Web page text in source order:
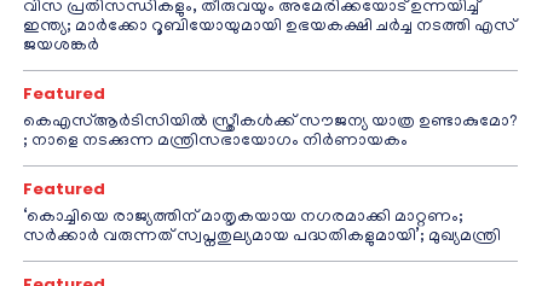
വിസ പ്രതിസന്ധികളും, തീരുവയും അമേരിക്കയോട് ഉന്നയിച്ച്
ഇന്ത്യ; മാർക്കോ റൂബിയോയുമായി ഉഭയകക്ഷി ചർച്ച നടത്തി എസ്
ജയശങ്കർ
Featured
കെഎസ്ആർടിസിയിൽ സ്ത്രീകൾക്ക് സൗജന്യ യാത്ര ഉണ്ടാകുമോ?
; നാളെ നടക്കുന്ന മന്ത്രിസഭായോഗം നിർണായകം
Featured
‘കൊച്ചിയെ രാജ്യത്തിന് മാതൃകയായ നഗരമാക്കി മാറ്റണം;
സർക്കാർ വരുന്നത് സ്വപ്നതുല്യമായ പദ്ധതികളുമായി’; മുഖ്യമന്ത്രി